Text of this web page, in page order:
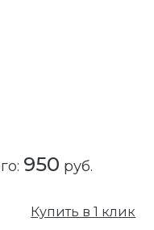
950 руб.
Купить в 1 клик